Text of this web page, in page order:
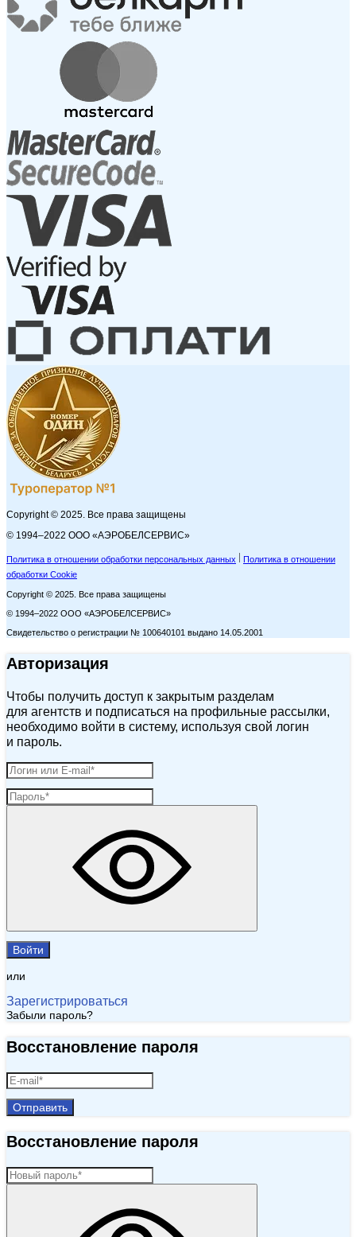
Copyright © 2025. Все права защищены
© 1994–2022 ООО «АЭРОБЕЛСЕРВИС»
Политика в отношении обработки персональных данных
Политика в отношении
обработки Cookie
Copyright © 2025. Все права защищены
© 1994–2022 ООО «АЭРОБЕЛСЕРВИС»
Свидетельство о регистрации № 100640101 выдано 14.05.2001
Авторизация
Чтобы получить доступ к закрытым разделам
для агентств и подписаться на профильные рассылки,
необходимо войти в систему, используя свой логин
и пароль.
Войти
или
Зарегистрироваться
Забыли пароль?
Восстановление пароля
Отправить
Восстановление пароля